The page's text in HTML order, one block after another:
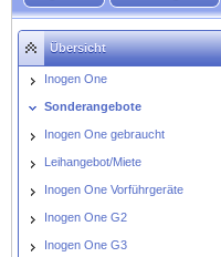
Übersicht
Inogen One
Sonderangebote
Inogen One gebraucht
Leihangebot/Miete
Inogen One Vorführgeräte
Inogen One G2
Inogen One G3